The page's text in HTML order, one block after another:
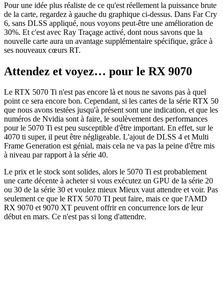
Pour une idée plus réaliste de ce qu'est réellement la puissance brute
de la carte, regardez à gauche du graphique ci-dessus. Dans Far Cry
6, sans DLSS appliqué, nous voyons peut-être une amélioration de
30%. Et c'est avec Ray Traçage activé, dont nous savons que la
nouvelle carte aura un avantage supplémentaire spécifique, grâce à
ses nouveaux cœurs RT.
Attendez et voyez… pour le RX 9070
Le RTX 5070 Ti n'est pas encore là et nous ne savons pas à quel
point ce sera encore bon. Cependant, si les cartes de la série RTX 50
que nous avons testées jusqu'à présent sont une indication, et que les
numéros de Nvidia sont à faire, le soulèvement des performances
pour le 5070 Ti est peu susceptible d'être important. En effet, sur le
4070 ti super, il peut être négligeable. L'ajout de DLSS 4 et Multi
Frame Generation est génial, mais cela ne va pas la peine d'être mis
à niveau par rapport à la série 40.
Le prix et le stock sont solides, alors le 5070 Ti est probablement
une carte décente à acheter si vous exécutez un GPU de la série 20
ou 30 de la série 30 et voulez mieux Mieux vaut attendre et voir. Pas
seulement ce que le RTX 5070 TI peut faire, mais ce que l'AMD
RX 9070 et 9070 XT peuvent offrir en concurrence lors de leur
début en mars. Ce n'est pas si long d'attendre.